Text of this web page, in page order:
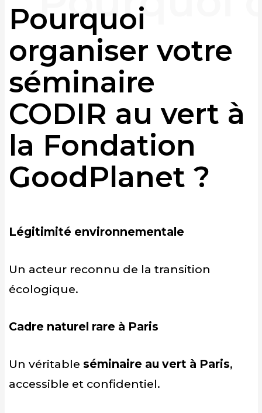
Pourquoi
organiser votre
séminaire
CODIR au vert à
la Fondation
GoodPlanet ?
Légitimité environnementale
Un acteur reconnu de la transition
écologique.
Cadre naturel rare à Paris
Un véritable séminaire au vert à Paris,
accessible et confidentiel.